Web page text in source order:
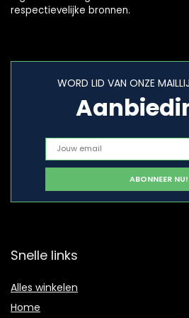
respectievelijke bronnen.
WORD LID VAN ONZE
Snelle links
Alles winkelen
Home